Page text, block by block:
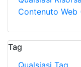
Contenuto Web
Tag
Qualsiasi Tag